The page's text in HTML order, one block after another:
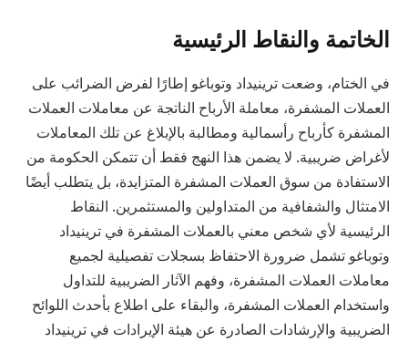
الخاتمة والنقاط الرئيسية
في الختام، وضعت ترينيداد وتوباغو إطارًا لفرض الضرائب على
العملات المشفرة، معاملة الأرباح الناتجة عن معاملات العملات
المشفرة كأرباح رأسمالية ومطالبة بالإبلاغ عن تلك المعاملات
لأغراض ضريبية. لا يضمن هذا النهج فقط أن تتمكن الحكومة من
الاستفادة من سوق العملات المشفرة المتزايدة، بل يتطلب أيضًا
الامتثال والشفافية من المتداولين والمستثمرين. النقاط
الرئيسية لأي شخص معني بالعملات المشفرة في ترينيداد
وتوباغو تشمل ضرورة الاحتفاظ بسجلات تفصيلية لجميع
معاملات العملات المشفرة، وفهم الآثار الضريبية للتداول
واستخدام العملات المشفرة، والبقاء على اطلاع بأحدث اللوائح
الضريبية والإرشادات الصادرة عن هيئة الإيرادات في ترينيداد